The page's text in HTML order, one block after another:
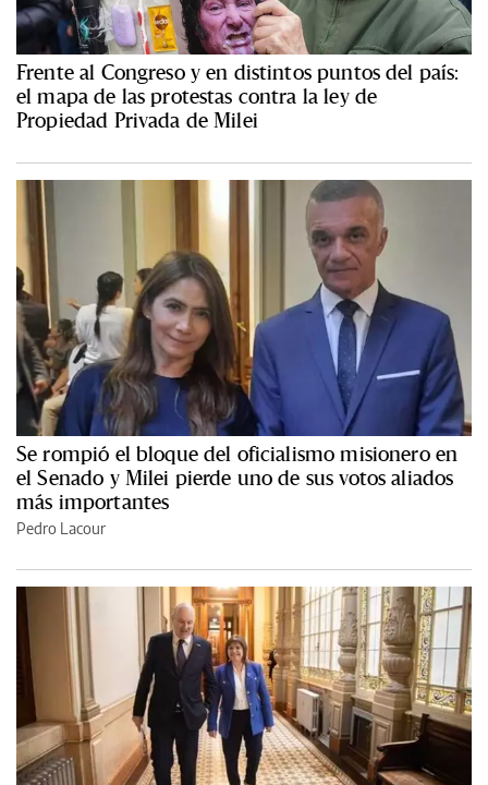
Frente al Congreso y en distintos puntos del país:
el mapa de las protestas contra la ley de
Propiedad Privada de Milei
Se rompió el bloque del oficialismo misionero en
el Senado y Milei pierde uno de sus votos aliados
más importantes
Pedro Lacour